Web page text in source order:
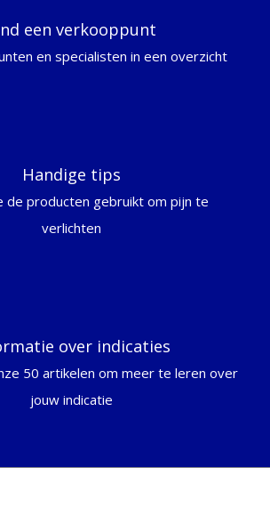
een verkooppunt
en specialisten in een overzicht
Handige tips
de producten gebruikt om pijn te
verlichten
over indicaties
50 artikelen om meer te leren over
jouw indicatie